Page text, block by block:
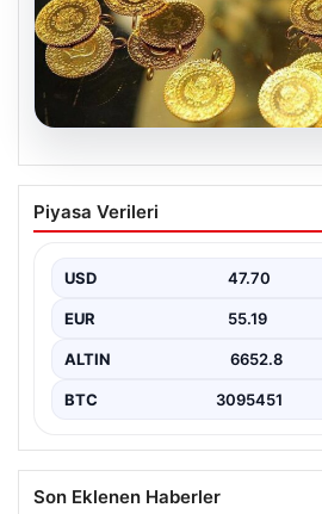
06.08.2026
Altın fiyatları canlı 7
fiyatları bugün ne kadar
Piyasa Verileri
USD 47.70
EUR 55.19
ALTIN 6652.8
BTC 3095451
Son Eklenen Haberler